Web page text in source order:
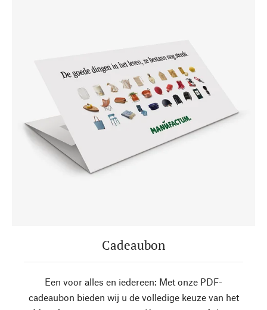
Cadeaubon
Een voor alles en iedereen: Met onze PDF-
cadeaubon bieden wij u de volledige keuze van het